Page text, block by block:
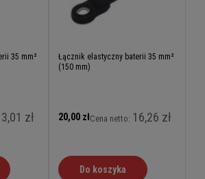
35 mm²
zł
Łącznik elastyczny baterii 35 mm²
(150 mm)
20,00 złCena netto: 16,26 zł
Do koszyka